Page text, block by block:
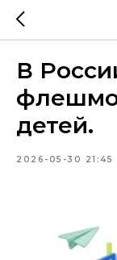
В
детей.
2026-05-30 21:45